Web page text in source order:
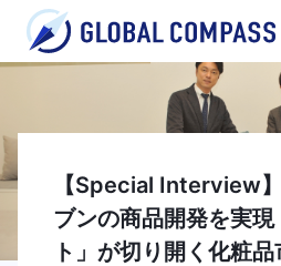
【Special Interview
ブンの商品開発を実
ト」が切り開く化粧